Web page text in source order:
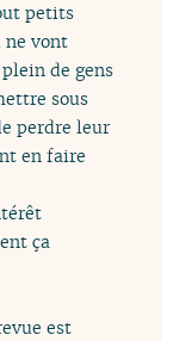
petits
ne vont
de gens
sous
perdre leur
en faire
ça
est